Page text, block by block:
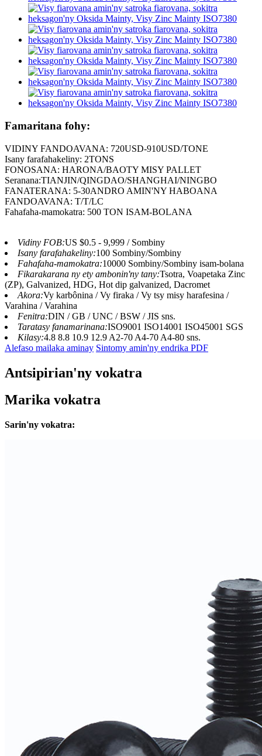
Famaritana fohy:
VIDINY FANDOAVANA: 720USD-910USD/TONE
Isany farafahakeliny: 2TONS
FONOSANA: HARONA/BAOTY MISY PALLET
Seranana:TIANJIN/QINGDAO/SHANGHAI/NINGBO
FANATERANA: 5-30ANDRO AMIN'NY HABOANA
FANDOAVANA: T/T/LC
Fahafaha-mamokatra: 500 TON ISAM-BOLANA
Vidiny FOB:US $0.5 - 9,999 / Sombiny
Isany farafahakeliny:100 Sombiny/Sombiny
Fahafaha-mamokatra:10000 Sombiny/Sombiny isam-bolana
Fikarakarana ny ety ambonin'ny tany:Tsotra, Voapetaka Zinc
(ZP), Galvanized, HDG, Hot dip galvanized, Dacromet
Akora:Vy karbônina / Vy firaka / Vy tsy misy harafesina /
Varahina / Varahina
Fenitra:DIN / GB / UNC / BSW / JIS sns.
Taratasy fanamarinana:ISO9001 ISO14001 ISO45001 SGS
Kilasy:4.8 8.8 10.9 12.9 A2-70 A4-70 A4-80 sns.
Alefaso mailaka aminay Sintomy amin'ny endrika PDF
Antsipirian'ny vokatra
Marika vokatra
Sarin'ny vokatra: